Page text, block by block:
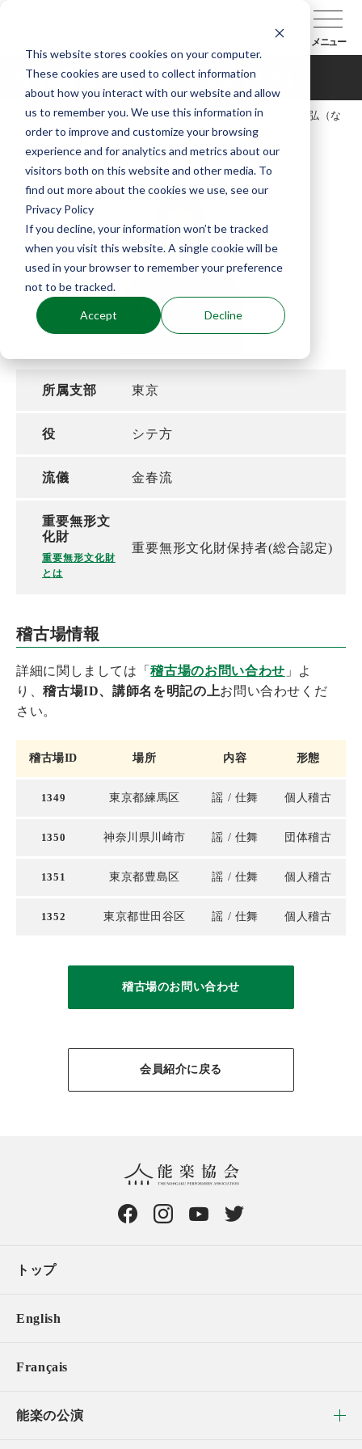
This website stores cookies on your computer.
These cookies are used to collect information
about how you interact with our website and allow
us to remember you. We use this information in
order to improve and customize your browsing
experience and for analytics and metrics about our
visitors both on this website and other media. To
find out more about the cookies we use, see our
Privacy Policy
If you decline, your information won’t be tracked
when you visit this website. A single cookie will be
used in your browser to remember your preference
not to be tracked.
Accept Decline
メニュー
中村昌弘（なかむらまさひろ）
TOP 能楽協会について 会員紹介
中村昌弘（な
かむらまさひろ）
所属支部 東京
役 シテ方
流儀 金春流
重要無形文
化財
重要無形文化財
とは
重要無形文化財保持者(総合認定)
稽古場情報
詳細に関しましては「稽古場のお問い合わせ 」よ
り、稽古場ID、講師名を明記の上お問い合わせくだ
さい。
稽古場ID 場所 内容 形態
1349 東京都練馬区 謡 仕舞 個人稽古
1350 神奈川県川崎市 謡 仕舞 団体稽古
1351 東京都豊島区 謡 仕舞 個人稽古
1352 東京都世田谷区 謡 仕舞 個人稽古
稽古場のお問い合わせ
会員紹介に戻る
トップ
English
Français
能楽の公演